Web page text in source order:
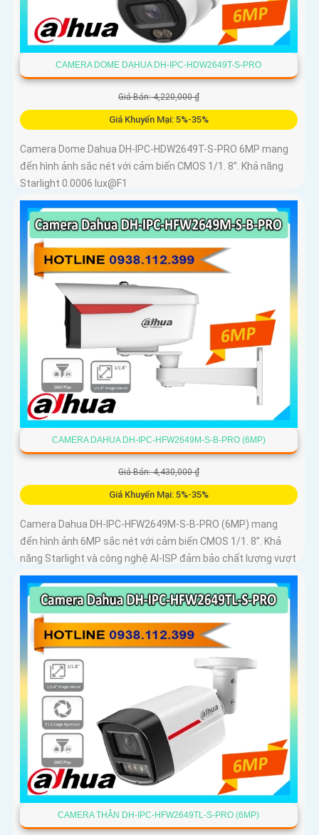
CAMERA DOME DAHUA DH-IPC-HDW2649T-S-PRO
Giá Bán: 4,220,000 ₫
Giá Khuyến Mại: 5%-35%
Camera Dome Dahua DH-IPC-HDW2649T-S-PRO 6MP mang
đến hình ảnh sắc nét với cảm biến CMOS 1/1. 8”. Khả năng
Starlight 0.0006 lux@F1
CAMERA DAHUA DH-IPC-HFW2649M-S-B-PRO (6MP)
Giá Bán: 4,430,000 ₫
Giá Khuyến Mại: 5%-35%
Camera Dahua DH-IPC-HFW2649M-S-B-PRO (6MP) mang
đến hình ảnh 6MP sắc nét với cảm biến CMOS 1/1. 8”. Khả
năng Starlight và công nghệ AI-ISP đảm bảo chất lượng vượt
trội cả ngày lẫn đêm
CAMERA THÂN DH-IPC-HFW2649TL-S-PRO (6MP)